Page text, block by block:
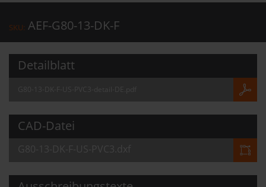
SKU: AEF-G80-13-DK-F
Detailblatt
G80-13-DK-F-US-PVC3-detail-DE.pdf
CAD-Datei
G80-13-DK-F-US-PVC3.dxf